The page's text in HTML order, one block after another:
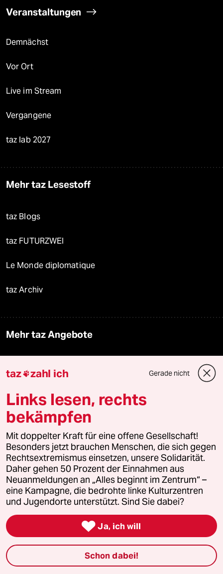
Veranstaltungen
Demnächst
Vor Ort
Live im Stream
Vergangene
taz lab 2027
Mehr taz Lesestoff
taz Blogs
taz FUTURZWEI
Le Monde diplomatique
taz Archiv
Mehr taz Angebote
Shop
Anzeigen
Fragen & Hilfe
Feedback
Aboservice
ePaper Login
taz zahl ich Gerade nicht
Links lesen, rechts
bekämpfen
Mit doppelter Kraft für eine offene Gesellschaft!
Besonders jetzt brauchen Menschen, die sich gegen
Rechtsextremismus einsetzen, unsere Solidarität.
Daher gehen 50 Prozent der Einnahmen aus
Neuanmeldungen an „Alles beginnt im Zentrum“ –
eine Kampagne, die bedrohte linke Kulturzentren
und Jugendorte unterstützt. Sind Sie dabei?
 Ja, ich will
Schon dabei!